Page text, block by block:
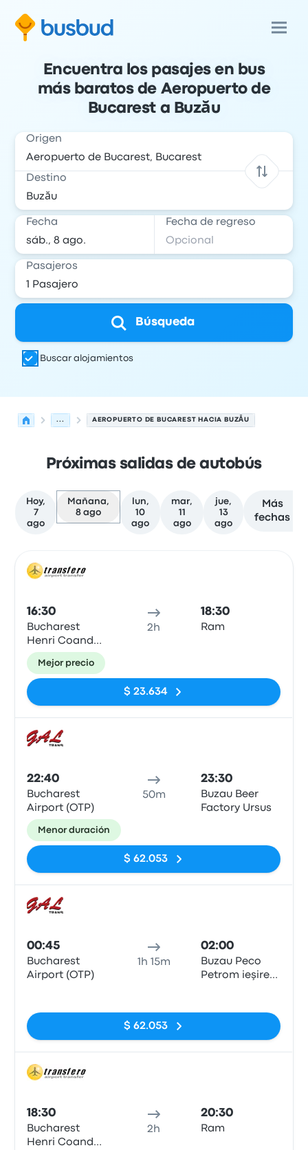
Encuentra los pasajes en bus
más baratos de Aeropuerto de
Bucarest a Buzău
Origen
Destino
Fecha Fecha de regreso
Pasajeros
Búsqueda
Buscar alojamientos
... AEROPUERTO DE BUCAREST HACIA BUZĂU
Próximas salidas de autobús
Hoy,
7
ago
Mañana,
8 ago
lun,
10
ago
mar,
11
ago
jue,
13
ago
Más
fechas
16:30
Bucharest
Henri Coanda
Airport
2h
18:30
Ram
Mejor precio
$ 23.634
22:40
Bucharest
Airport (OTP)
50m
23:30
Buzau Beer
Factory Ursus
Menor duración
$ 62.053
00:45
Bucharest
Airport (OTP)
1h 15m
02:00
Buzau Peco
Petrom ieşire
$ 62.053
18:30
Bucharest
Henri Coanda
2h
20:30
Ram